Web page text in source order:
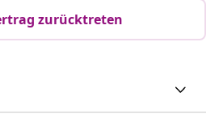
zurücktreten